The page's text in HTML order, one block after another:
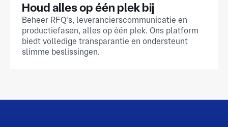
Houd alles op één plek bij
Beheer RFQ's, leverancierscommunicatie en
productiefasen, alles op één plek. Ons platform
biedt volledige transparantie en ondersteunt
slimme beslissingen.